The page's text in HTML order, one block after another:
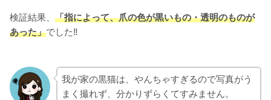
検証結果、 「指によって、爪の色が黒いもの・透明のものが
あった」でした‼
我が家の黒猫は、やんちゃすぎるので写真がう
まく撮れず、分かりずらくてすみません。